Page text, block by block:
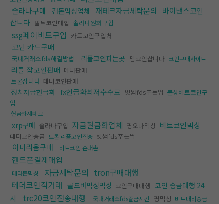
솔라나구매 검돈믹싱업체 재테크자금세탁문의
바이낸스코인
삽니다 알트코인매입 솔라나원화구입
ssg페이비트구입 카드코인구입처
코인 카드구매
국내거래소fds해결방법 리플코인파는곳 밈코인삽니다 코인구매사이트
리플 잡코인판매 테더판매
트론삽니다 테더코인판매
정치자금현금화 fx현금화최저수수료 빗썸fds푸는법 문상비트코인구
입
현금화재테크
xrp구매 솔라나구입 자금현금화업체 핑오다믹싱 비트코인믹싱
테더코인송금 트론 리플코인전송 빗썸fds푸는법
이더리움구매 비트코인 손대손
핸드폰결제매입
테더돈믹싱 자금세탁문의 tron구매대행
테더코인직거래 골드바믹싱믹싱 코인구매대행 코인 송금대행 24
시
trc20코인전송대행 국내거래소fds출금시간 핑믹싱 비트대리송금